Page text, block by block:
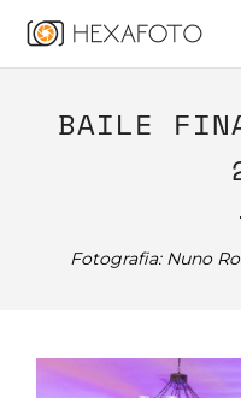
BAILE
Fotografia: Nuno